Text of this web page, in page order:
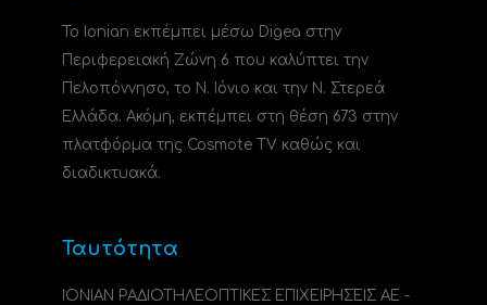
Το Ionian εκπέμπει μέσω Digea στην
Περιφερειακή Ζώνη 6 που καλύπτει την
Πελοπόννησο, το N. Ιόνιο και την Ν. Στερεά
Ελλάδα. Ακόμη, εκπέμπει στη θέση 673 στην
πλατφόρμα της Cosmote TV καθώς και
διαδικτυακά.
Ταυτότητα
ΙΟΝΙΑΝ ΡΑΔΙΟΤΗΛΕΟΠΤΙΚΕΣ ΕΠΙΧΕΙΡΗΣΕΙΣ ΑΕ -